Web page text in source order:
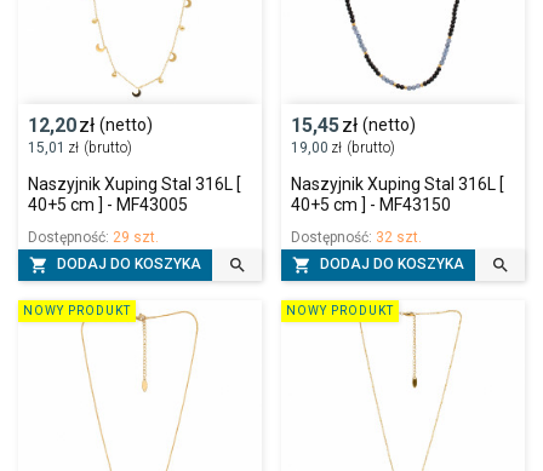
12,20zł (netto)
15,01 zł (brutto)
Naszyjnik Xuping Stal 316L [
40+5 cm ] - MF43005
Dostępność: 29 szt.
 DODAJ DO KOSZYKA 
15,45zł (netto)
19,00 zł (brutto)
Naszyjnik Xuping Stal 316L [
40+5 cm ] - MF43150
Dostępność: 32 szt.
 DODAJ DO KOSZYKA 
NOWY PRODUKT NOWY PRODUKT